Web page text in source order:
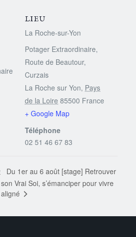
LIEU
La Roche-sur-Yon
Potager Extraordinaire,
Route de Beautour,
Curzais
La Roche sur Yon, Pays
de la Loire 85500 France
+ Google Map
Téléphone
02 51 46 67 83
Du 1er au 6 août [stage] Retrouver
son Vrai Soi, s’émanciper pour vivre
aligné